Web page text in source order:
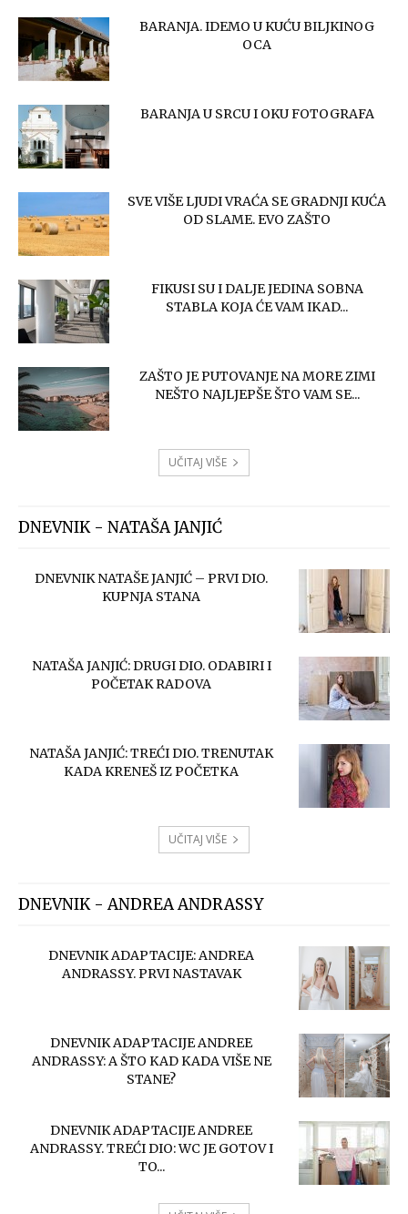
BARANJA. IDEMO U KUĆU BILJKINOG
OCA
BARANJA U SRCU I OKU FOTOGRAFA
SVE VIŠE LJUDI VRAĆA SE GRADNJI KUĆA
OD SLAME. EVO ZAŠTO
FIKUSI SU I DALJE JEDINA SOBNA
STABLA KOJA ĆE VAM IKAD...
ZAŠTO JE PUTOVANJE NA MORE ZIMI
NEŠTO NAJLJEPŠE ŠTO VAM SE...
UČITAJ VIŠE
DNEVNIK - NATAŠA JANJIĆ
DNEVNIK NATAŠE JANJIĆ – PRVI DIO.
KUPNJA STANA
NATAŠA JANJIĆ: DRUGI DIO. ODABIRI I
POČETAK RADOVA
NATAŠA JANJIĆ: TREĆI DIO. TRENUTAK
KADA KRENEŠ IZ POČETKA
UČITAJ VIŠE
DNEVNIK - ANDREA ANDRASSY
DNEVNIK ADAPTACIJE: ANDREA
ANDRASSY. PRVI NASTAVAK
DNEVNIK ADAPTACIJE ANDREE
ANDRASSY: A ŠTO KAD KADA VIŠE NE
STANE?
DNEVNIK ADAPTACIJE ANDREE
ANDRASSY. TREĆI DIO: WC JE GOTOV I
TO...